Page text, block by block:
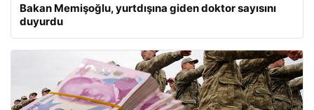
Bakan Memişoğlu, yurtdışına giden doktor sayısını
duyurdu